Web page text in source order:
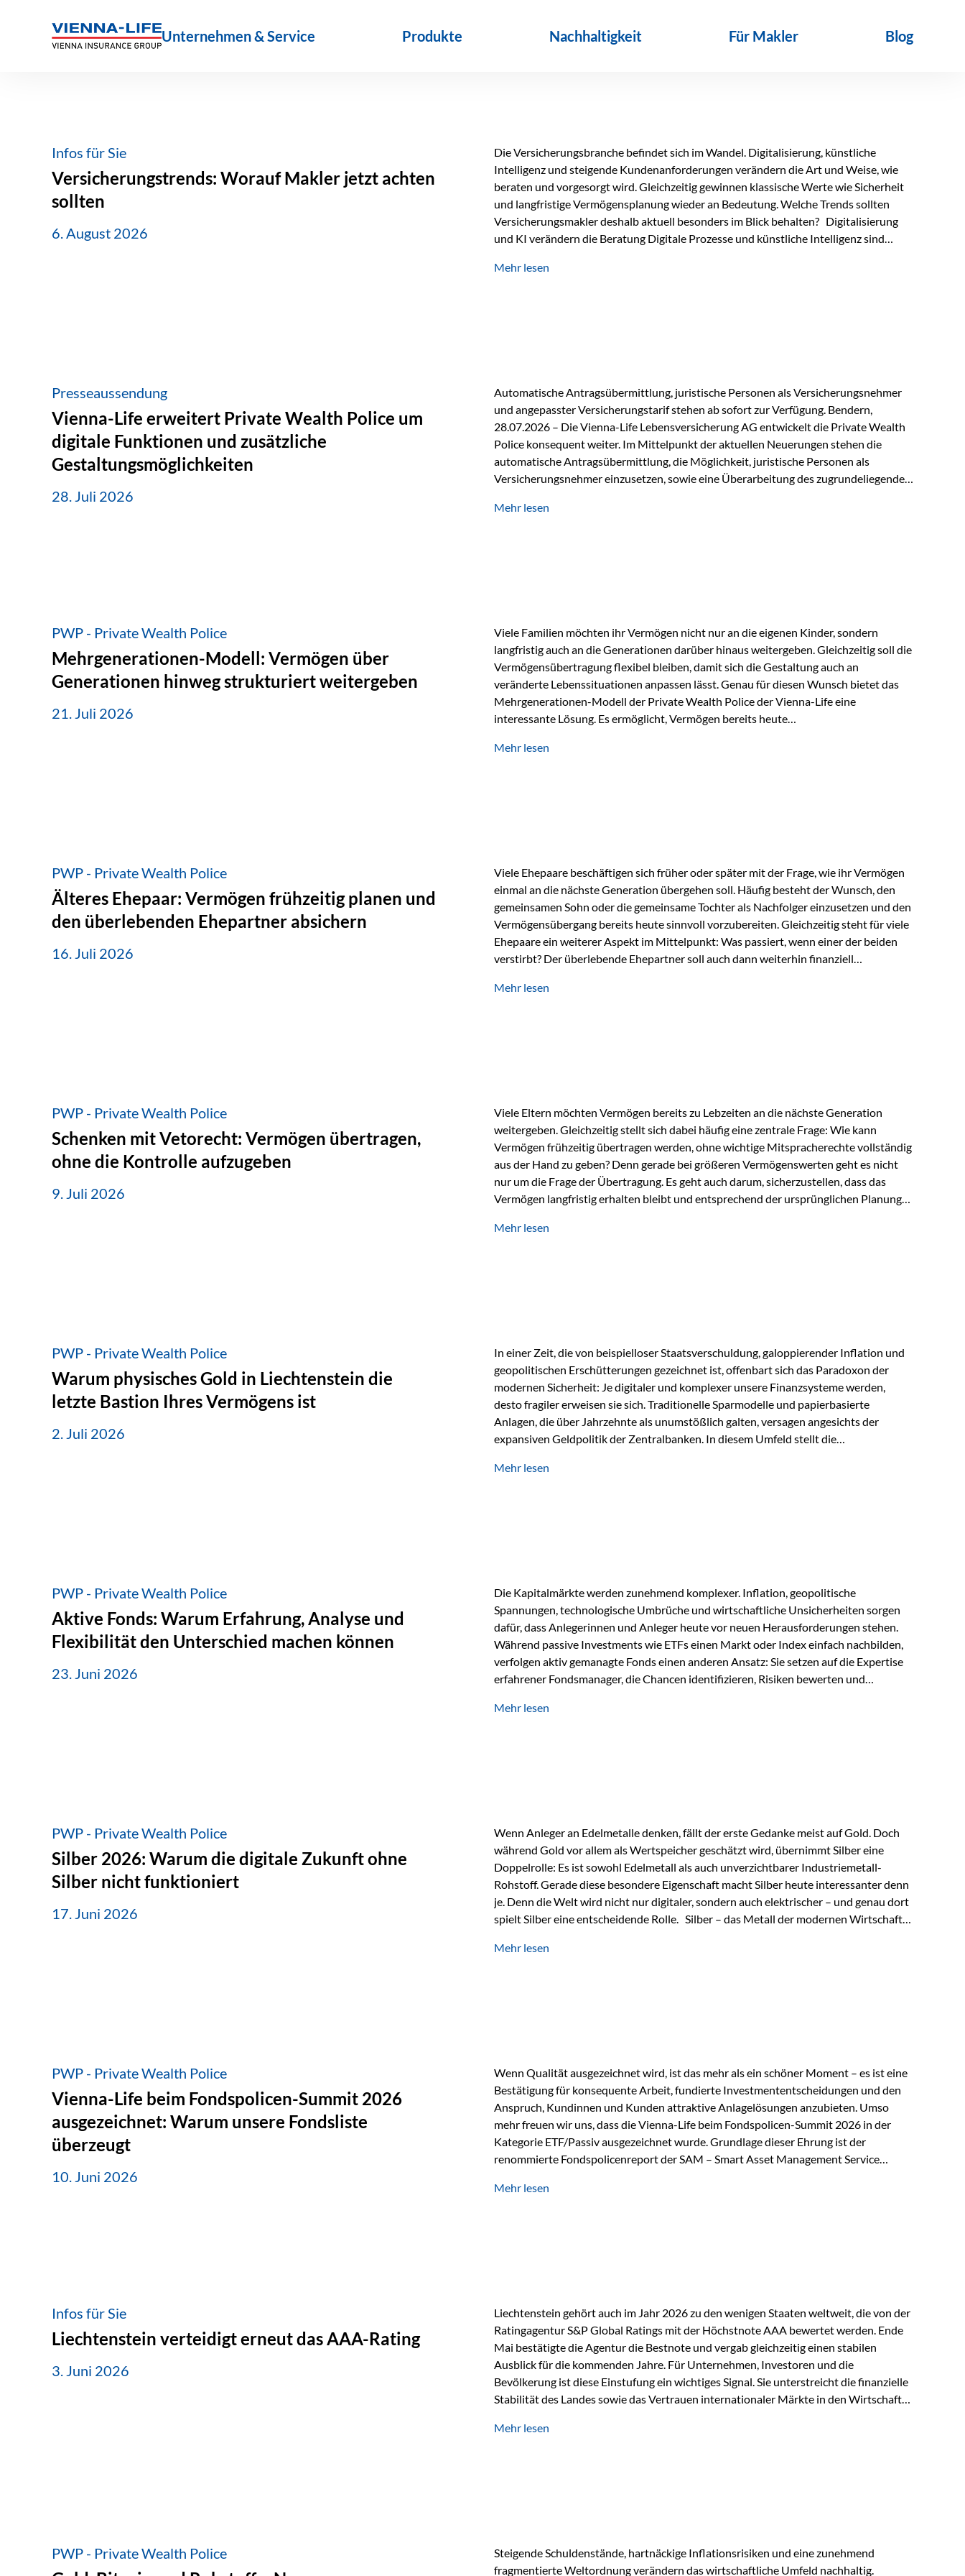
Unternehmen & Service Produkte Nachhaltigkeit Für Makler Blog
Infos für Sie
Versicherungstrends: Worauf Makler jetzt achten
sollten
6. August 2026
Die Versicherungsbranche befindet sich im Wandel. Digitalisierung, künstliche
Intelligenz und steigende Kundenanforderungen verändern die Art und Weise, wie
beraten und vorgesorgt wird. Gleichzeitig gewinnen klassische Werte wie Sicherheit
und langfristige Vermögensplanung wieder an Bedeutung. Welche Trends sollten
Versicherungsmakler deshalb aktuell besonders im Blick behalten? Digitalisierung
und KI verändern die Beratung Digitale Prozesse und künstliche Intelligenz sind
beschleunigen Abläufe und schaffen mehr Zeit für das Wesentliche: die persönliche
Mehr lesen
Presseaussendung
Vienna-Life erweitert Private Wealth Police um
digitale Funktionen und zusätzliche
Gestaltungsmöglichkeiten
28. Juli 2026
Automatische Antragsübermittlung, juristische Personen als Versicherungsnehmer
und angepasster Versicherungstarif stehen ab sofort zur Verfügung. Bendern,
28.07.2026 – Die Vienna-Life Lebensversicherung AG entwickelt die Private Wealth
Police konsequent weiter. Im Mittelpunkt der aktuellen Neuerungen stehen die
automatische Antragsübermittlung, die Möglichkeit, juristische Personen als
Versicherungsnehmer einzusetzen, sowie eine Überarbeitung des zugrundeliegenden
Abwicklung für Vertriebspartner deutlich effizienter gestaltet. Anträge werden direkt
Mehr lesen
PWP - Private Wealth Police
Mehrgenerationen-Modell: Vermögen über
Generationen hinweg strukturiert weitergeben
21. Juli 2026
Viele Familien möchten ihr Vermögen nicht nur an die eigenen Kinder, sondern
langfristig auch an die Generationen darüber hinaus weitergeben. Gleichzeitig soll die
Vermögensübertragung flexibel bleiben, damit sich die Gestaltung auch an
veränderte Lebenssituationen anpassen lässt. Genau für diesen Wunsch bietet das
Mehrgenerationen-Modell der Private Wealth Police der Vienna-Life eine
interessante Lösung. Es ermöglicht, Vermögen bereits heute
Ausgangssituation Stellen Sie sich folgende Familie vor: Die Großeltern haben über
Mehr lesen
PWP - Private Wealth Police
Älteres Ehepaar: Vermögen frühzeitig planen und
den überlebenden Ehepartner absichern
16. Juli 2026
Viele Ehepaare beschäftigen sich früher oder später mit der Frage, wie ihr Vermögen
einmal an die nächste Generation übergehen soll. Häufig besteht der Wunsch, den
gemeinsamen Sohn oder die gemeinsame Tochter als Nachfolger einzusetzen und den
Vermögensübergang bereits heute sinnvoll vorzubereiten. Gleichzeitig steht für viele
Ehepaare ein weiterer Aspekt im Mittelpunkt: Was passiert, wenn einer der beiden
verstirbt? Der überlebende Ehepartner soll auch dann weiterhin finanziell
können. Genau für diese Ausgangssituation bietet die Private Wealth Police der
Mehr lesen
PWP - Private Wealth Police
Schenken mit Vetorecht: Vermögen übertragen,
ohne die Kontrolle aufzugeben
9. Juli 2026
Viele Eltern möchten Vermögen bereits zu Lebzeiten an die nächste Generation
weitergeben. Gleichzeitig stellt sich dabei häufig eine zentrale Frage: Wie kann
Vermögen frühzeitig übertragen werden, ohne wichtige Mitspracherechte vollständig
aus der Hand zu geben? Denn gerade bei größeren Vermögenswerten geht es nicht
nur um die Frage der Übertragung. Es geht auch darum, sicherzustellen, dass das
Vermögen langfristig erhalten bleibt und entsprechend der ursprünglichen Planung
Ein Vater schenkt seiner Tochter einen Teil seines Vermögens. Einige Jahre später
Mehr lesen
PWP - Private Wealth Police
Warum physisches Gold in Liechtenstein die
letzte Bastion Ihres Vermögens ist
2. Juli 2026
In einer Zeit, die von beispielloser Staatsverschuldung, galoppierender Inflation und
geopolitischen Erschütterungen gezeichnet ist, offenbart sich das Paradoxon der
modernen Sicherheit: Je digitaler und komplexer unsere Finanzsysteme werden,
desto fragiler erweisen sie sich. Traditionelle Sparmodelle und papierbasierte
Anlagen, die über Jahrzehnte als unumstößlich galten, versagen angesichts der
expansiven Geldpolitik der Zentralbanken. In diesem Umfeld stellt die
die modernste und strategisch klügste Antwort auf globale Instabilität. Physische
Mehr lesen
PWP - Private Wealth Police
Aktive Fonds: Warum Erfahrung, Analyse und
Flexibilität den Unterschied machen können
23. Juni 2026
Die Kapitalmärkte werden zunehmend komplexer. Inflation, geopolitische
Spannungen, technologische Umbrüche und wirtschaftliche Unsicherheiten sorgen
dafür, dass Anlegerinnen und Anleger heute vor neuen Herausforderungen stehen.
Während passive Investments wie ETFs einen Markt oder Index einfach nachbilden,
verfolgen aktiv gemanagte Fonds einen anderen Ansatz: Sie setzen auf die Expertise
erfahrener Fondsmanager, die Chancen identifizieren, Risiken bewerten und
geprägt ist, kann diese aktive Herangehensweise einen entscheidenden Mehrwert
Mehr lesen
PWP - Private Wealth Police
Silber 2026: Warum die digitale Zukunft ohne
Silber nicht funktioniert
17. Juni 2026
Wenn Anleger an Edelmetalle denken, fällt der erste Gedanke meist auf Gold. Doch
während Gold vor allem als Wertspeicher geschätzt wird, übernimmt Silber eine
Doppelrolle: Es ist sowohl Edelmetall als auch unverzichtbarer Industriemetall-
Rohstoff. Gerade diese besondere Eigenschaft macht Silber heute interessanter denn
je. Denn die Welt wird nicht nur digitaler, sondern auch elektrischer – und genau dort
spielt Silber eine entscheidende Rolle. Silber – das Metall der modernen Wirtschaft
Eigenschaft macht es für zahlreiche Zukunftstechnologien praktisch unverzichtbar.
Mehr lesen
PWP - Private Wealth Police
Vienna-Life beim Fondspolicen-Summit 2026
ausgezeichnet: Warum unsere Fondsliste
überzeugt
10. Juni 2026
Wenn Qualität ausgezeichnet wird, ist das mehr als ein schöner Moment – es ist eine
Bestätigung für konsequente Arbeit, fundierte Investmententscheidungen und den
Anspruch, Kundinnen und Kunden attraktive Anlagelösungen anzubieten. Umso
mehr freuen wir uns, dass die Vienna-Life beim Fondspolicen-Summit 2026 in der
Kategorie ETF/Passiv ausgezeichnet wurde. Grundlage dieser Ehrung ist der
renommierte Fondspolicenreport der SAM – Smart Asset Management Service
und verglichen wurden. Das Ergebnis: Die ETF-Auswahl der Vienna-Life zählt zu den
Mehr lesen
Infos für Sie
Liechtenstein verteidigt erneut das AAA-Rating
3. Juni 2026
Liechtenstein gehört auch im Jahr 2026 zu den wenigen Staaten weltweit, die von der
Ratingagentur S&P Global Ratings mit der Höchstnote AAA bewertet werden. Ende
Mai bestätigte die Agentur die Bestnote und vergab gleichzeitig einen stabilen
Ausblick für die kommenden Jahre. Für Unternehmen, Investoren und die
Bevölkerung ist diese Einstufung ein wichtiges Signal. Sie unterstreicht die finanzielle
Stabilität des Landes sowie das Vertrauen internationaler Märkte in den Wirtschafts-
Herausforderungen Die weltwirtschaftlichen Rahmenbedingungen bleiben
Mehr lesen
PWP - Private Wealth Police
Steigende Schuldenstände, hartnäckige Inflationsrisiken und eine zunehmend
fragmentierte Weltordnung verändern das wirtschaftliche Umfeld nachhaltig.